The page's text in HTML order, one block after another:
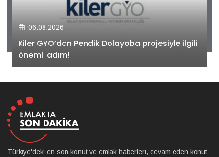
06.08.2026
Kiler GYO’dan Pendik Dolayoba projesiyle ilgili
önemli adım!
Türkiye'deki en son konut ve emlak haberleri, devam eden konut